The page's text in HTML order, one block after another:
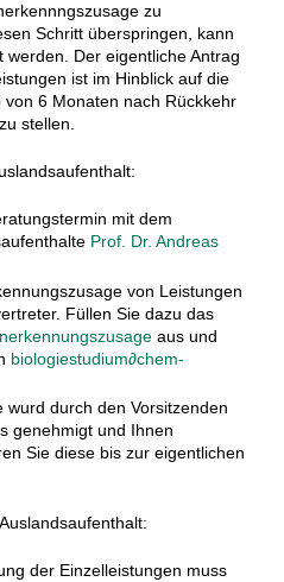
zu
Schritt überspringen, kann
werden. Der eigentliche Antrag
ist im Hinblick auf die
6 Monaten nach Rückkehr
stellen.
mit dem
Prof. Dr. Andreas
von Leistungen
Füllen Sie dazu das
aus und
biologiestudium∂chem-
wurd durch den Vorsitzenden
genehmigt und Ihnen
Sie diese bis zur eigentlichen
der Einzelleistungen muss